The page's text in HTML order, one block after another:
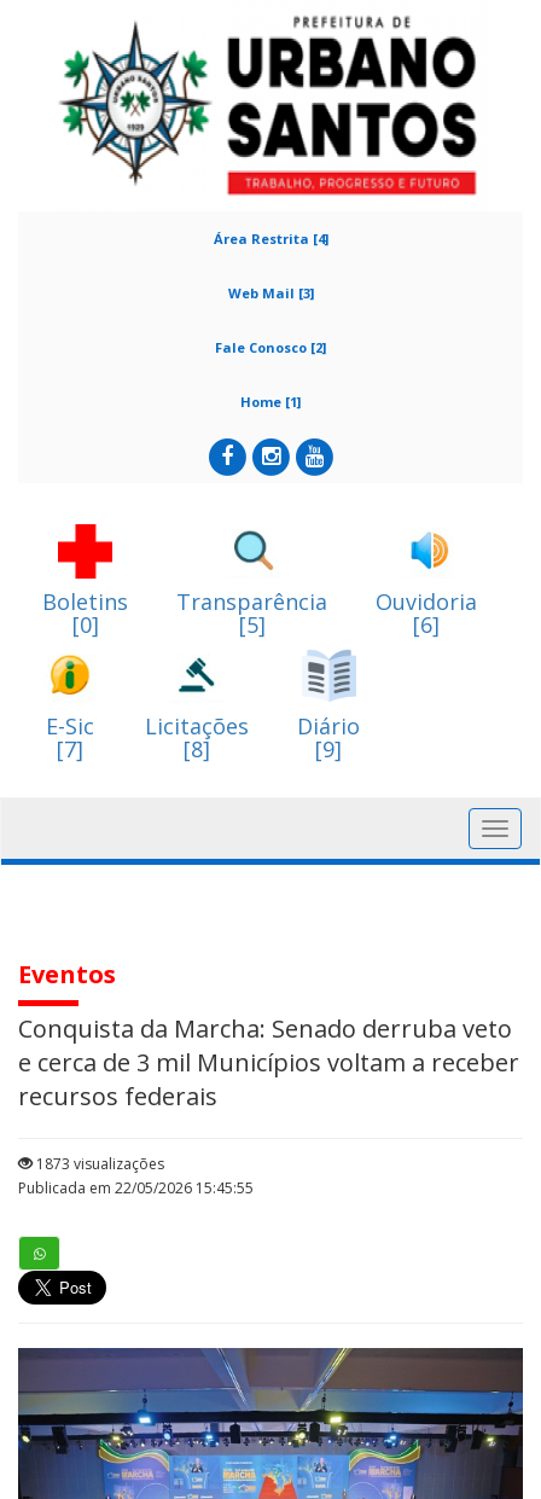
Área Restrita [4]
Web Mail [3]
Fale Conosco [2]
Home [1]
Boletins
[0]
Transparência
[5]
Ouvidoria
[6]
E-Sic
[7]
Licitações
[8]
Diário
[9]
Eventos
Conquista da Marcha: Senado derruba veto
e cerca de 3 mil Municípios voltam a receber
recursos federais
1873 visualizações
Publicada em 22/05/2026 15:45:55